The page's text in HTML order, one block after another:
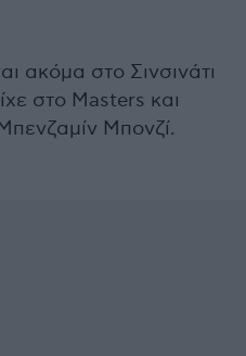
ακόμα στο Σινσινάτι
στο Masters και
Μπονζί.